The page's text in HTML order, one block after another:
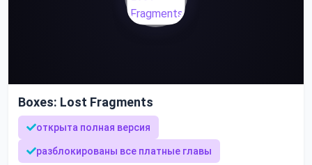
Boxes: Lost Fragments
открыта полная версия
разблокированы все платные главы